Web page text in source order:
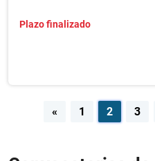
Plazo finalizado
Navegación
entradas
« 1 2 3